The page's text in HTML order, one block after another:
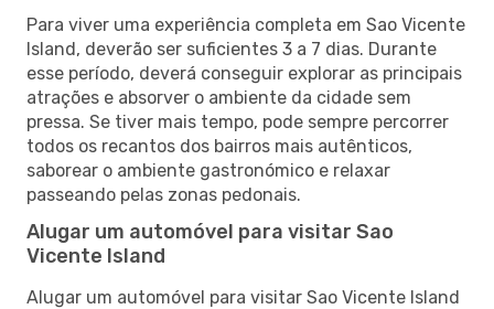
Para viver uma experiência completa em Sao Vicente
Island, deverão ser suficientes 3 a 7 dias. Durante
esse período, deverá conseguir explorar as principais
atrações e absorver o ambiente da cidade sem
pressa. Se tiver mais tempo, pode sempre percorrer
todos os recantos dos bairros mais autênticos,
saborear o ambiente gastronómico e relaxar
passeando pelas zonas pedonais.
Alugar um automóvel para visitar Sao
Vicente Island
Alugar um automóvel para visitar Sao Vicente Island